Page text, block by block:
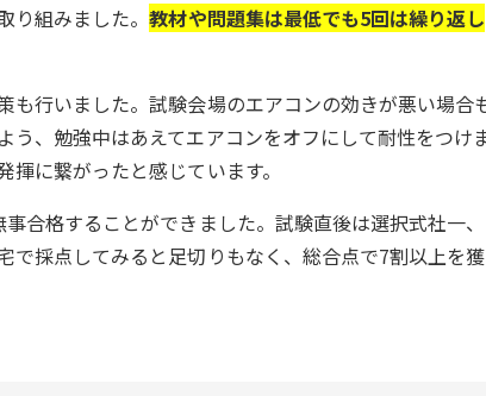
り組みました。教材や問題集は最低でも5回は繰り返し
も行いました。試験会場のエアコンの効きが悪い場合
、勉強中はあえてエアコンをオフにして耐性をつけ
に繋がったと感じています。
合格することができました。試験直後は選択式社一、
で採点してみると足切りもなく、総合点で7割以上を獲